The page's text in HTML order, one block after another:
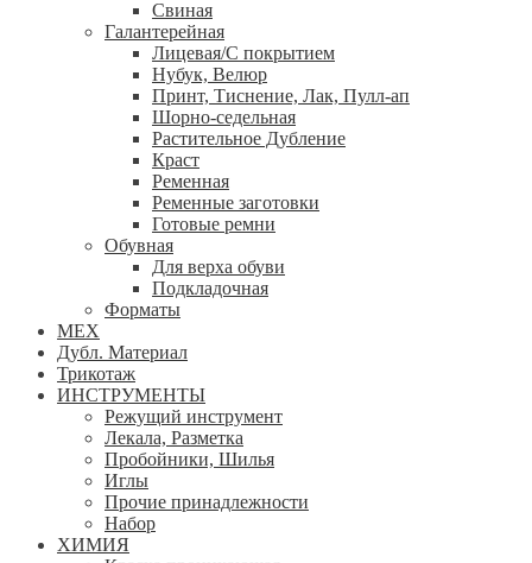
Свиная
Галантерейная
Лицевая/С покрытием
Нубук, Велюр
Принт, Тиснение, Лак, Пулл-ап
Шорно-седельная
Растительное Дубление
Краст
Ременная
Ременные заготовки
Готовые ремни
Обувная
Для верха обуви
Подкладочная
Форматы
МЕХ
Дубл. Материал
Трикотаж
ИНСТРУМЕНТЫ
Режущий инструмент
Лекала, Разметка
Пробойники, Шилья
Иглы
Прочие принадлежности
Набор
ХИМИЯ